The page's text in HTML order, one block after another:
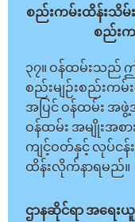
စည်းကမ်းထိန်းသိမ်
စည်းက
၃၇။ ဝန်ထမ်းသည်
စည်းမျဉ်းစည်းကမ်
အပြင် ဝန်ထမ်း အ
ဝန်ထမ်း အမျိုးအ
ကျင့်ဝတ်နှင့် လုပ်ငန်
ထိန်းလိုက်နာရမည်။
ဌာနဆိုင်ရာ အရေးယူ